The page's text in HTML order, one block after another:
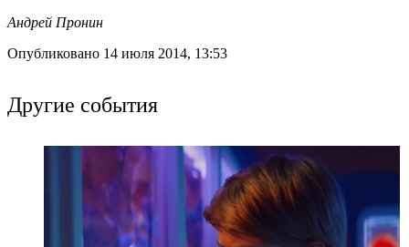
Андрей Пронин
Опубликовано 14 июля 2014, 13:53
Другие события